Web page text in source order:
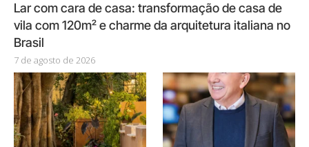
Lar com cara de casa: transformação de casa de
vila com 120m² e charme da arquitetura italiana no
Brasil
7 de agosto de 2026